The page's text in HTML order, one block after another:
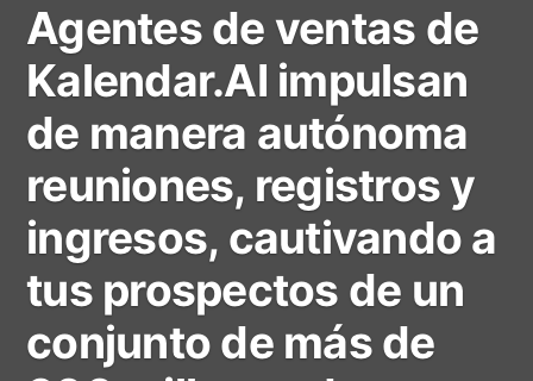
Agentes de ventas de
Kalendar.AI impulsan
de manera autónoma
reuniones, registros y
ingresos, cautivando a
tus prospectos de un
conjunto de más de